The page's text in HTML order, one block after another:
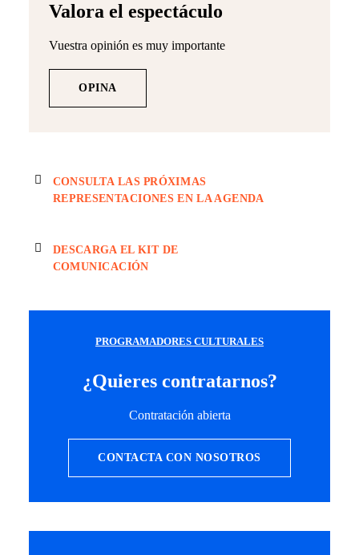
Valora el espectáculo
Vuestra opinión es muy importante
OPINA
CONSULTA LAS PRÓXIMAS
REPRESENTACIONES EN LA AGENDA
DESCARGA EL KIT DE
COMUNICACIÓN
PROGRAMADORES CULTURALES
¿Quieres contratarnos?
Contratación abierta
CONTACTA CON NOSOTROS